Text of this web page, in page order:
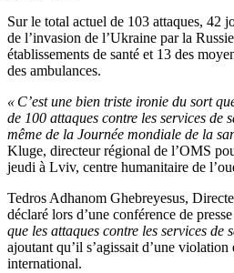
Sur le total actuel de 103 attaques, 42
de l’invasion de l’Ukraine par la
établissements de santé et 13 des
des ambulances.
« C’est une bien triste ironie du sort
de 100 attaques contre les services de
même de la Journée mondiale de la
Kluge, directeur régional de l’OMS
jeudi à Lviv, centre humanitaire de
Tedros Adhanom Ghebreyesus,
déclaré lors d’une conférence de
que les attaques contre les services de
ajoutant qu’il s’agissait d’une
international.